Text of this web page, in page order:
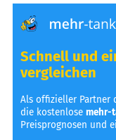
Schnell und
vergleichen
Als offizieller Partner
die kostenlosemehr-
Preisprognosen und